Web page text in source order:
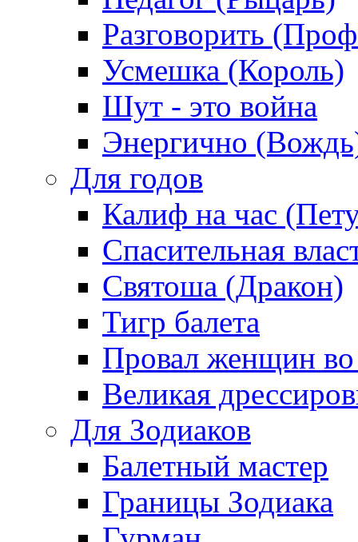
Разговорить
Усмешка (Король)
Шут - это война
Энергично
Для годов
Калиф на час
Спасительная
Святоша (Дракон)
Тигр балета
Провал женщин во
Великая
Для Зодиаков
Балетный мастер
Границы Зодиака